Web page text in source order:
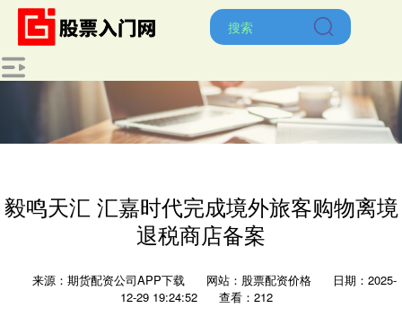
毅鸣天汇 汇嘉时代完成境外旅客购物离境
退税商店备案
来源：期货配资公司APP下载 网站：股票配资价格
日期：2025-
12-29 19:24:52
查看：212